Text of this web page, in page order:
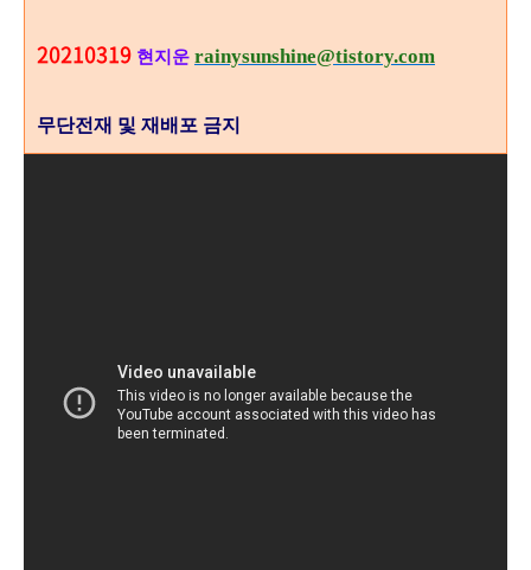
20210319 현지운 rainysunshine@tistory.com
무단전재 및 재배포 금지